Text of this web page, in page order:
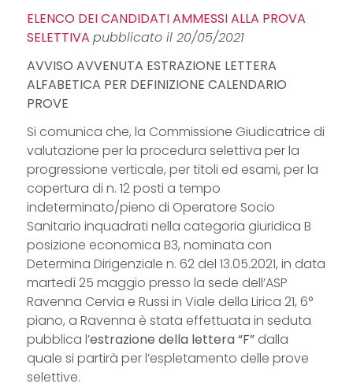
ELENCO DEI CANDIDATI AMMESSI ALLA PROVA
SELETTIVA pubblicato il 20/05/2021
AVVISO AVVENUTA ESTRAZIONE LETTERA
ALFABETICA PER DEFINIZIONE CALENDARIO
PROVE
Si comunica che, la Commissione Giudicatrice di
valutazione per la procedura selettiva per la
progressione verticale, per titoli ed esami, per la
copertura di n. 12 posti a tempo
indeterminato/pieno di Operatore Socio
Sanitario inquadrati nella categoria giuridica B
posizione economica B3, nominata con
Determina Dirigenziale n. 62 del 13.05.2021, in data
martedì 25 maggio presso la sede dell’ASP
Ravenna Cervia e Russi in Viale della Lirica 21, 6°
piano, a Ravenna è stata effettuata in seduta
pubblica l’estrazione della lettera “F” dalla
quale si partirà per l’espletamento delle prove
selettive.